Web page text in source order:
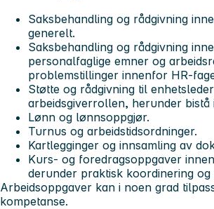
Saksbehandling og rådgivning
generelt.
Saksbehandling og rådgivning
personalfaglige emner og
problemstillinger innenfor HR-
Støtte og rådgivning til
arbeidsgiverrollen, herunder bistå
Lønn og lønnsoppgjør.
Turnus og arbeidstidsordninger.
Kartlegginger og innsamling av
Kurs- og foredragsoppgaver
derunder praktisk koordinering og
Arbeidsoppgaver kan i noen grad
kompetanse.